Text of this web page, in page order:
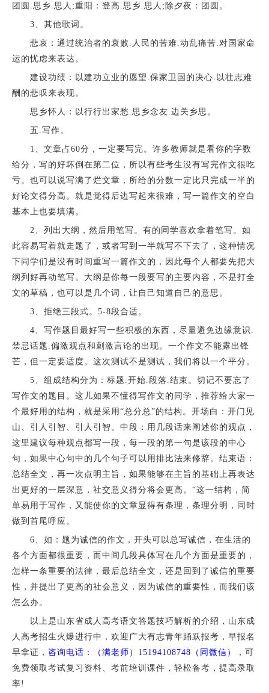
团圆.思乡.思人;重阳：登高.思乡.思人;除夕夜：团圆。
3、其他歌词。
悲哀：通过统治者的衰败.人民的苦难.动乱痛苦.对国家命
运的忧虑来表达。
建设功绩：以建功立业的愿望.保家卫国的决心.以壮志难
酬的悲叹来表现。
思乡怀人：以行行出家愁.思乡念友.边关乡思。
五.写作。
1、文章占60分，一定要写完。许多教师就是看你的字数
给分，写的好坏倒在第二位，所以有些考生没有写完作文很吃
亏。也可以说写满了烂文章，所给的分数一定比只完成一半的
好论文得分高。就是觉得后边写起来很难，写一篇作文的空白
基本上也要填满。
2、列出大纲，然后用笔写。有的同学喜欢拿着笔写。如
此容易写着就走题了，或者写到一半就写不下去了，这种情况
下同学们是没有时间重写一篇作文的，因此每个人都要先把大
纲列好再动笔写。大纲是你每一段要写的主要内容，不是打全
文的草稿，也可以是几个词，让自己知道自己的意思。
3、拒绝三段式。5-8段合适。
4、写作题目最好写一些积极的东西，尽量避免边缘意识.
禁忌话题.偏激观点和刺激言论的出现。一个作文不能露出锋
芒，但一定要适度。这次测试不是测试，我们将以一个平分。
5、组成结构分为：标题.开始.段落.结束。切记不要忘了
写作文的题目。这儿如果不懂得写作文的同学，推荐给大家一
个最好用的结构，就是采用“总分总”的结构。开场白：开门见
山、引人引智、引人引智。中段：用几段话来阐述你的观点，
这里建议每种观点都写一段，每一段的第一句是该段的中心
句，如果中心句中的几个句子可以用排比法来修辞。结束语：
总结全文，再一次点明主旨，如果能够在主旨的基础上再表达
出更好的一层深意，社交意义得分将会更高。“这一结构，简
单易用于写作，又能使你的文章显得有条理，条理分明，同时
做到首尾呼应。
6、如：题为诚信的作文，开头可以总写诚信，在生活的
各个方面都很重要，而中间几段具体写在几个方面是重要的，
怎样一条重要的法律，最后总结全文，还是回到了诚信的重要
性，并提出了更高的社会意义，因为诚信的重要性，而我们该
怎么办。
以上是山东省成人高考语文答题技巧解析的介绍，山东成
人高考招生火爆进行中，欢迎广大有志青年踊跃报考，早报名
早拿证， 咨询电话：（满老师）15194108748（同微信）
，可
免费领取考试复习资料、考前培训课件，轻松备考，提高录取
率!